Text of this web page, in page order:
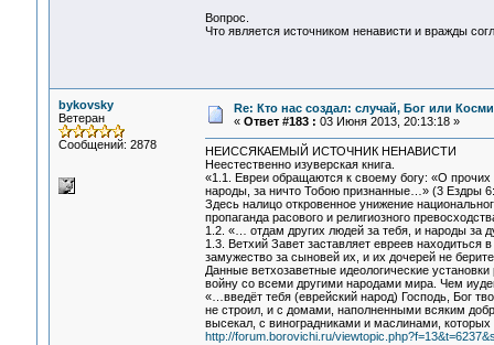
Вопрос.
Что является источником ненависти и вражды
bykovsky
Ветеран
Сообщений: 2878
Re: Кто нас создал: случай, Бог или
« Ответ #183 : 03 Июня 2013, 20:13:18 »
НЕИССЯКАЕМЫЙ ИСТОЧНИК НЕНАВИСТИ
Неестественно изуверская книга.
«1.1. Евреи обращаются к своему богу: «О
народы, за ничто Тобою признанные…» (3 Ездры
Здесь налицо откровенное унижение
пропаганда расового и религиозного
1.2. «… отдам других людей за тебя, и народы за
1.3. Ветхий Завет заставляет евреев
замужество за сыновей их, и их дочерей не
Данные ветхозаветные идеологические
войну со всеми другими народами мира. Чем
«…введёт тебя (еврейский народ) Господь, Бог
не строил, и с домами, наполненными всяким
высекал, с виноградниками и маслинами,
http://forum.borovichi.ru/